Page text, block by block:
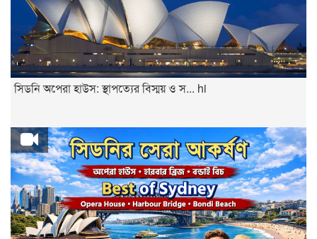
সিডনি অপেরা হাউস: স্থাপত্যের বিস্ময় ও স... hi